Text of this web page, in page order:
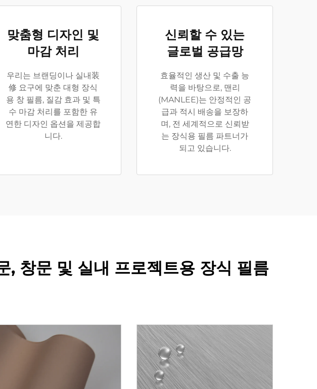
맞춤형 디자인 및
마감 처리
우리는 브랜딩이나 실내装
修 요구에 맞춘 대형 장식
용 창 필름, 질감 효과 및 특
수 마감 처리를 포함한 유
연한 디자인 옵션을 제공합
니다.
신뢰할 수 있는
글로벌 공급망
효율적인 생산 및 수출 능
력을 바탕으로, 맨리
(MANLEE)는 안정적인 공
급과 적시 배송을 보장하
며, 전 세계적으로 신뢰받
는 장식용 필름 파트너가
되고 있습니다.
창문 및 실내 프로젝트용 장식 필름